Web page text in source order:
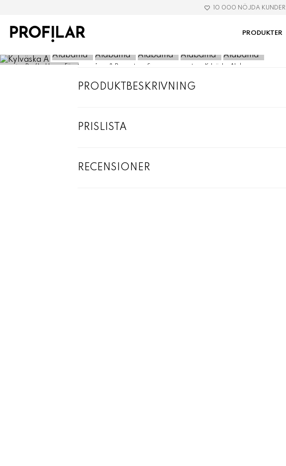
10 000 NÖJDA KUNDER
PRODUKTER
»Profilreklam »Företagsgåvor & Presenter Sommarpresenter Kylväska Alabama
PRODUKTBESKRIVNING
PRISLISTA
RECENSIONER